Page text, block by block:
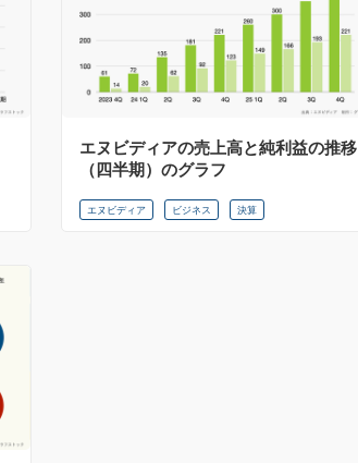
エヌビディアの売上高と純利益の推移
（四半期）のグラフ
エヌビディア ビジネス 決算